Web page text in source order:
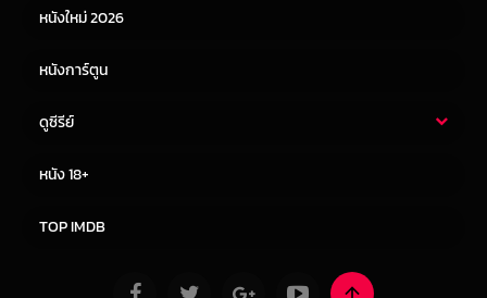
หนังใหม่ 2026
หนังการ์ตูน
ดูซีรีย์
หนัง 18+
TOP IMDB